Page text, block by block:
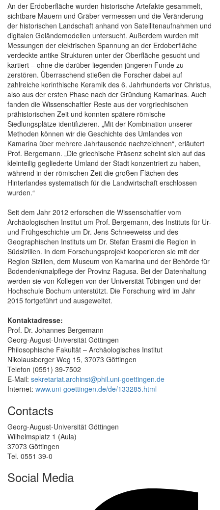
An der Erdoberfläche wurden historische Artefakte gesammelt,
sichtbare Mauern und Gräber vermessen und die Veränderung
der historischen Landschaft anhand von Satellitenaufnahmen und
digitalen Geländemodellen untersucht. Außerdem wurden mit
Messungen der elektrischen Spannung an der Erdoberfläche
verdeckte antike Strukturen unter der Oberfläche gesucht und
kartiert – ohne die darüber liegenden jüngeren Funde zu
zerstören. Überraschend stießen die Forscher dabei auf
zahlreiche korinthische Keramik des 6. Jahrhunderts vor Christus,
also aus der ersten Phase nach der Gründung Kamarinas. Auch
fanden die Wissenschaftler Reste aus der vorgriechischen
prähistorischen Zeit und konnten spätere römische
Siedlungsplätze identifizieren. „Mit der Kombination unserer
Methoden können wir die Geschichte des Umlandes von
Kamarina über mehrere Jahrtausende nachzeichnen“, erläutert
Prof. Bergemann. „Die griechische Präsenz scheint sich auf das
kleinteilig gegliederte Umland der Stadt konzentriert zu haben,
während in der römischen Zeit die großen Flächen des
Hinterlandes systematisch für die Landwirtschaft erschlossen
wurden.“
Seit dem Jahr 2012 erforschen die Wissenschaftler vom
Archäologischen Institut um Prof. Bergemann, des Instituts für Ur-
und Frühgeschichte um Dr. Jens Schneeweiss und des
Geographischen Instituts um Dr. Stefan Erasmi die Region in
Südsizilien. In dem Forschungsprojekt kooperieren sie mit der
Region Sizilien, dem Museum von Kamarina und der Behörde für
Bodendenkmalpflege der Provinz Ragusa. Bei der Datenhaltung
werden sie von Kollegen von der Universität Tübingen und der
Hochschule Bochum unterstützt. Die Forschung wird im Jahr
2015 fortgeführt und ausgeweitet.
Kontaktadresse:
Prof. Dr. Johannes Bergemann
Georg-August-Universität Göttingen
Philosophische Fakultät – Archäologisches Institut
Nikolausberger Weg 15, 37073 Göttingen
Telefon (0551) 39-7502
E-Mail: sekretariat.archinst@phil.uni-goettingen.de
Internet: www.uni-goettingen.de/de/133285.html
Contacts
Georg-August-Universität Göttingen
Wilhelmsplatz 1 (Aula)
37073 Göttingen
Tel. 0551 39-0
Social Media